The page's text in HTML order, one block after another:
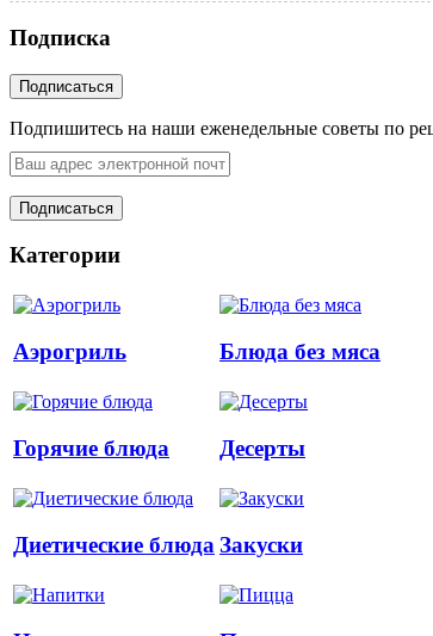
Подписка
Подпишитесь на наши еженедельные советы по
Категории
Аэрогриль Блюда без мяса
Горячие блюда Десерты
Диетические блюда Закуски